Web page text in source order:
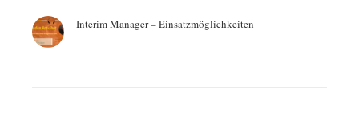
Interim Manager – Einsatzmöglichkeiten